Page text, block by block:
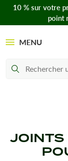
10 % sur votre
point
MENU
JOINTS